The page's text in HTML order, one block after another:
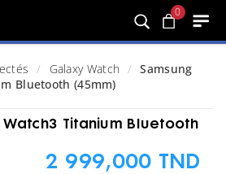
0
Galaxy Watch
Samsung
Bluetooth (45mm)
Titanium Bluetooth
2 999,000 TND